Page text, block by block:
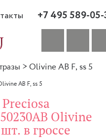
+7 495 589-
> Olivine AB F, ss 5
AB F, ss 5
Olivine
в гроссе